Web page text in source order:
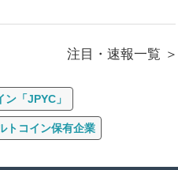
注目・速報一覧
「JPYC」
トコイン保有企業